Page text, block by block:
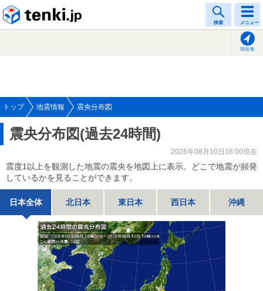
検索 メニュー
現在地
トップ 地震情報 震央分布図
震央分布図(過去24時間)
2026年08月10日16:00現在
震度1以上を観測した地震の震央を地図上に表示。どこで地震が頻発
しているかを見ることができます。
日本全体 北日本 東日本 西日本 沖縄